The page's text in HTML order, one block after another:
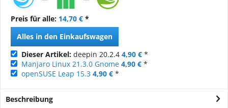
Preis für alle: 14,70 € *
Alles in den Einkaufswagen
Dieser Artikel: deepin 20.2.4 4,90 € *
Manjaro Linux 21.3.0 Gnome 4,90 € *
openSUSE Leap 15.3 4,90 € *
Beschreibung